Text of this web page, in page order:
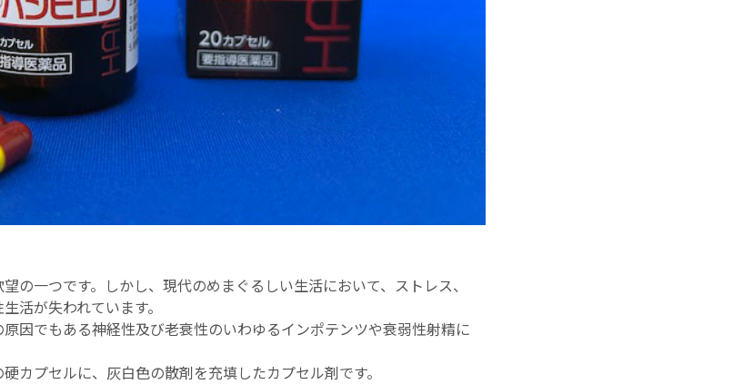
の一つです。しかし、現代のめまぐるしい生活において、ストレス、
活が失われています。
因でもある神経性及び老衰性のいわゆるインポテンツや衰弱性射精に
カプセルに、灰白色の散剤を充填したカプセル剤です。